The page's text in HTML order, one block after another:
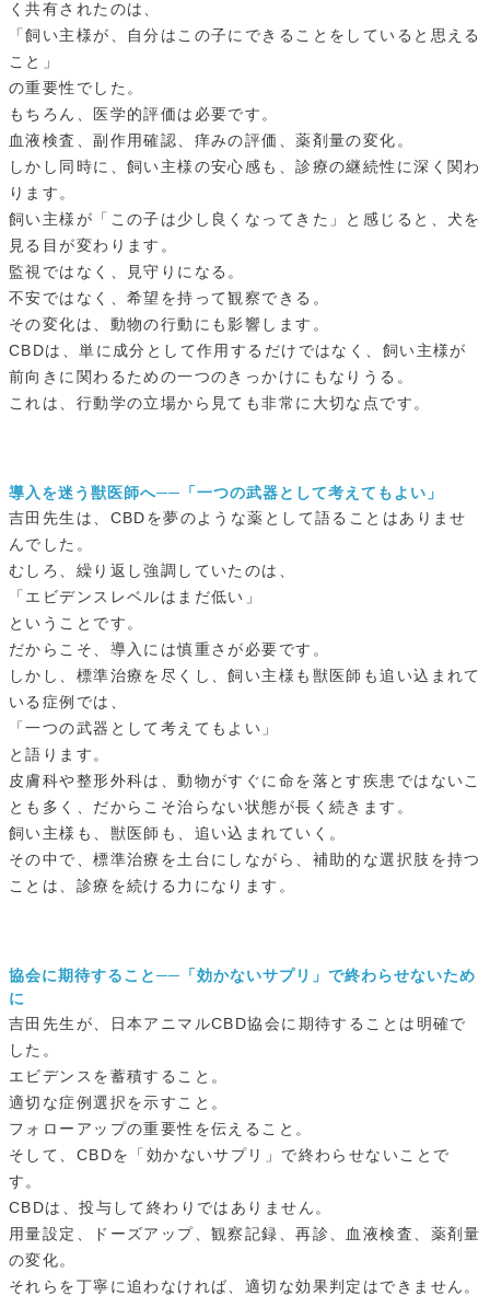
く共有されたのは、
「飼い主様が、自分はこの子にできることをしていると思える
こと」
の重要性でした。
もちろん、医学的評価は必要です。
血液検査、副作用確認、痒みの評価、薬剤量の変化。
しかし同時に、飼い主様の安心感も、診療の継続性に深く関わ
ります。
飼い主様が「この子は少し良くなってきた」と感じると、犬を
見る目が変わります。
監視ではなく、見守りになる。
不安ではなく、希望を持って観察できる。
その変化は、動物の行動にも影響します。
CBDは、単に成分として作用するだけではなく、飼い主様が
前向きに関わるための一つのきっかけにもなりうる。
これは、行動学の立場から見ても非常に大切な点です。
導入を迷う獣医師へ──「一つの武器として考えてもよい」
吉田先生は、CBDを夢のような薬として語ることはありませ
んでした。
むしろ、繰り返し強調していたのは、
「エビデンスレベルはまだ低い」
ということです。
だからこそ、導入には慎重さが必要です。
しかし、標準治療を尽くし、飼い主様も獣医師も追い込まれて
いる症例では、
「一つの武器として考えてもよい」
と語ります。
皮膚科や整形外科は、動物がすぐに命を落とす疾患ではないこ
とも多く、だからこそ治らない状態が長く続きます。
飼い主様も、獣医師も、追い込まれていく。
その中で、標準治療を土台にしながら、補助的な選択肢を持つ
ことは、診療を続ける力になります。
協会に期待すること──「効かないサプリ」で終わらせないため
に
吉田先生が、日本アニマルCBD協会に期待することは明確で
した。
エビデンスを蓄積すること。
適切な症例選択を示すこと。
フォローアップの重要性を伝えること。
そして、CBDを「効かないサプリ」で終わらせないことで
す。
CBDは、投与して終わりではありません。
用量設定、ドーズアップ、観察記録、再診、血液検査、薬剤量
の変化。
それらを丁寧に追わなければ、適切な効果判定はできません。